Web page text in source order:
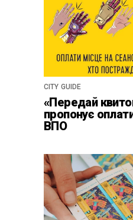
CITY GUIDE
«Передай
пропонує
ВПО